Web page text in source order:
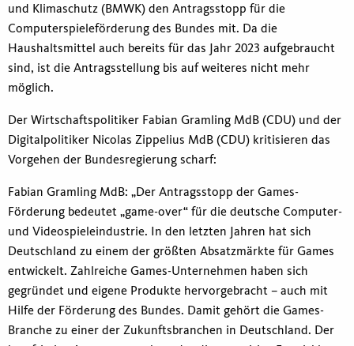
und Klimaschutz (BMWK) den Antragsstopp für die
Computerspieleförderung des Bundes mit. Da die
Haushaltsmittel auch bereits für das Jahr 2023 aufgebraucht
sind, ist die Antragsstellung bis auf weiteres nicht mehr
möglich.
Der Wirtschaftspolitiker Fabian Gramling MdB (CDU) und der
Digitalpolitiker Nicolas Zippelius MdB (CDU) kritisieren das
Vorgehen der Bundesregierung scharf:
Fabian Gramling MdB: „Der Antragsstopp der Games-
Förderung bedeutet „game-over“ für die deutsche Computer-
und Videospieleindustrie. In den letzten Jahren hat sich
Deutschland zu einem der größten Absatzmärkte für Games
entwickelt. Zahlreiche Games-Unternehmen haben sich
gegründet und eigene Produkte hervorgebracht – auch mit
Hilfe der Förderung des Bundes. Damit gehört die Games-
Branche zu einer der Zukunftsbranchen in Deutschland. Der